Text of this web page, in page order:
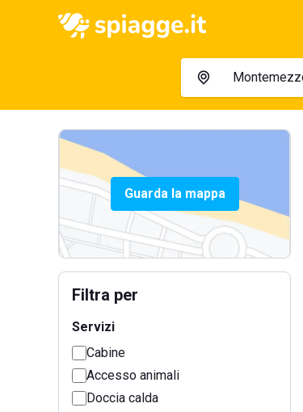
Guarda la mappa
Filtra per
Servizi
Cabine
Accesso animali
Doccia calda